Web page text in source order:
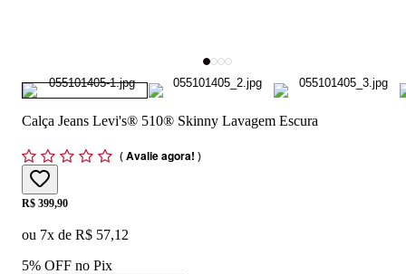
Calça Jeans Levi's® 510® Skinny Lavagem Escura
(Avalie agora! )
Price:
R$ 399,90
ou 7x de R$ 57,12
5% OFF no Pix